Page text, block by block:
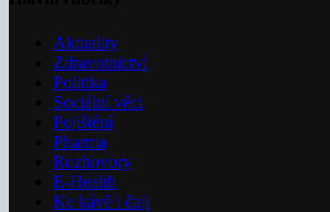
Aktuality
Zdravotnictví
Politika
Sociální věci
Pojištění
Pharma
Rozhovory
E-Health
Ke kávě i čaji